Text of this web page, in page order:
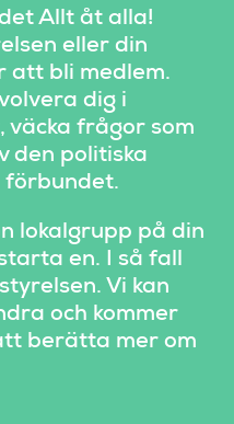
Allt åt alla!
eller din
att bli medlem.
dig i
väcka frågor som
den politiska
förbundet.
lokalgrupp på din
en. I så fall
Vi kan
och kommer
berätta mer om